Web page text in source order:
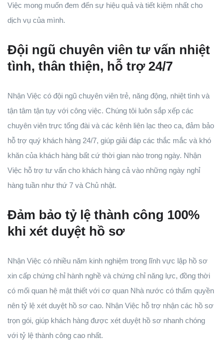
Việc mong muốn đem đến sự hiệu quả và tiết kiệm nhất cho
dịch vụ của mình.
Đội ngũ chuyên viên tư vấn nhiệt
tình, thân thiện, hỗ trợ 24/7
Nhận Việc có đội ngũ chuyên viên trẻ, năng động, nhiệt tình và
tận tâm tận tụy với công việc. Chúng tôi luôn sắp xếp các
chuyên viên trực tổng đài và các kênh liên lạc theo ca, đảm bảo
hỗ trợ quý khách hàng 24/7, giúp giải đáp các thắc mắc và khó
khăn của khách hàng bất cứ thời gian nào trong ngày. Nhận
Việc hỗ trợ tư vấn cho khách hàng cả vào những ngày nghỉ
hàng tuần như thứ 7 và Chủ nhật.
Đảm bảo tỷ lệ thành công 100%
khi xét duyệt hồ sơ
Nhận Việc có nhiều năm kinh nghiệm trong lĩnh vực lập hồ sơ
xin cấp chứng chỉ hành nghề và chứng chỉ năng lực, đồng thời
có mối quan hệ mật thiết với cơ quan Nhà nước có thẩm quyền
nên tỷ lệ xét duyệt hồ sơ cao. Nhận Việc hỗ trợ nhận các hồ sơ
trọn gói, giúp khách hàng được xét duyệt hồ sơ nhanh chóng
với tỷ lệ thành công cao nhất.